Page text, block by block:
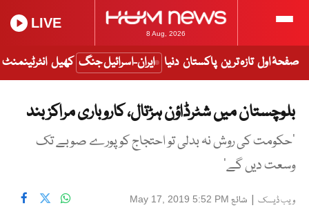
8 Aug, 2026
LIVE
صفحۂ اول تازہ ترین پاکستان دنیا ایران-اسرائیل جنگ کھیل انٹرٹینمنٹ
بلوچستان میں شٹرڈاؤن ہڑتال، کاروباری مراکز بند
‘حکومت کی روش نہ بدلی تو احتجاج کو پورے صوبے تک
وسعت دیں گے‘
ویب ڈیسک | شائع May 17, 2019 5:52 PM